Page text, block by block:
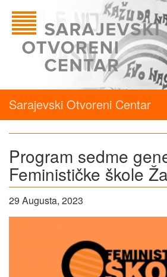
Sarajevski Otvoreni Centar
Program sedme
Feminističke škole
29 Augusta, 2023